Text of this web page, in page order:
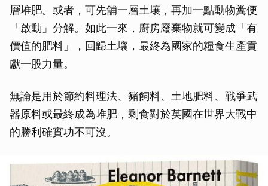
層堆肥。或者，可先舖一層土壤，再加一點動物糞便
「啟動」分解。如此一來，廚房廢棄物就可變成「有
價值的肥料」，回歸土壤，最終為國家的糧食生產貢
獻一股力量。
無論是用於節約料理法、豬飼料、土地肥料、戰爭武
器原料或最終成為堆肥，剩食對於英國在世界大戰中
的勝利確實功不可沒。